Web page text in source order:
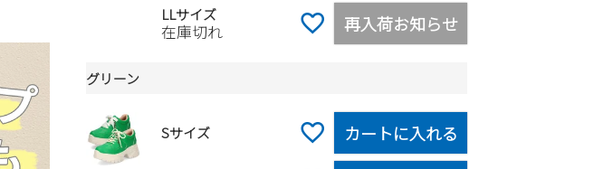
LLサイズ
在庫切れ 再入荷お知らせ
グリーン
Sサイズ カートに入れる